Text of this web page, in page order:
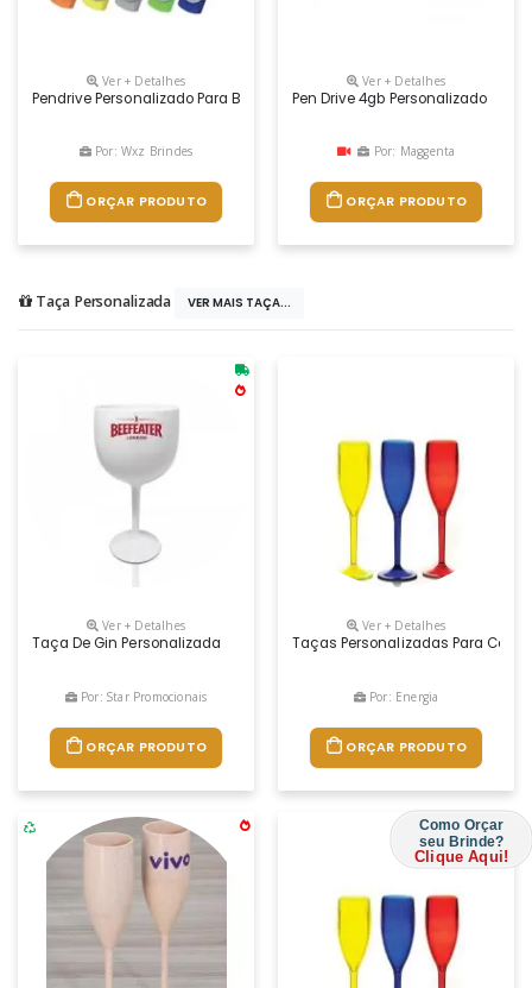
Ver + Detalhes
Pendrive Personalizado Para Brindes Corporativos E Promocionais.
Por: Wxz Brindes
ORÇAR PRODUTO
Ver + Detalhes
Pen Drive 4gb Personalizado
Por: Maggenta
ORÇAR PRODUTO
Taça Personalizada VER MAIS TAÇA...
Ver + Detalhes
Taça De Gin Personalizada
Por: Star Promocionais
ORÇAR PRODUTO
Ver + Detalhes
Taças Personalizadas Para
Por: Energia
ORÇAR PRODUTO
Como Orçar
seu Brinde?
Clique Aqui!